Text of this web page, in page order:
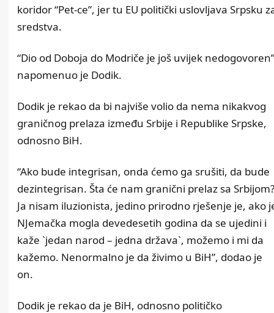
koridor “Pet-ce”, jer tu EU politički uslovljava Srpsku
sredstva.
“Dio od Doboja do Modriče je još uvijek
napomenuo je Dodik.
Dodik je rekao da bi najviše volio da nema nikakvog
graničnog prelaza između Srbije i Republike Srpske,
odnosno BiH.
“Ako bude integrisan, onda ćemo ga srušiti, da bude
dezintegrisan. Šta će nam granični prelaz sa Srbijom?
Ja nisam iluzionista, jedino prirodno rješenje je, ako
NJemačka mogla devedesetih godina da se ujedini i
kaže `jedan narod – jedna država`, možemo i mi da
kažemo. Nenormalno je da živimo u BiH”, dodao je
on.
Dodik je rekao da je BiH, odnosno političko